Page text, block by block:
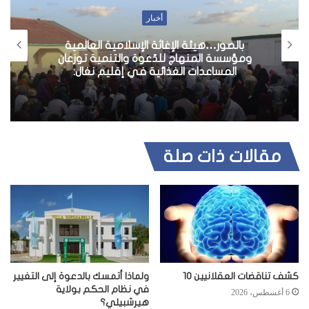
ل
و
ي
ب
أخبار
بالصور…هيئة الإغاثة الإسلامية العالمية
ومؤسسة المنهاج للدّعوة والتنمية توزعان
المساعدات الغذائية في إقليم نغال:
مقالات ذات صلة
كشف تناقضات العقلانيين 10
6 أغسطس، 2026
ولماذا أتمسك بالدعوة إلى التغيير
في نظام الحكم بولاية
هيرشبيلي؟